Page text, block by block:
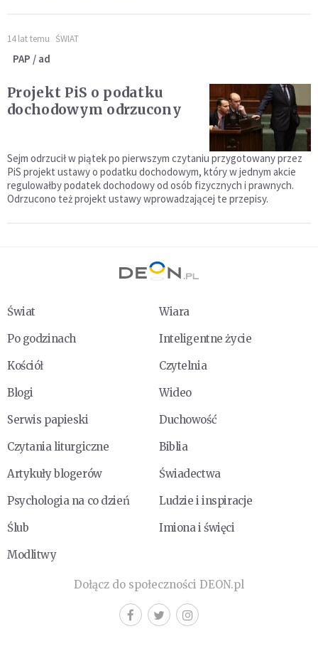
14 lat temu ŚWIAT
PAP / ad
Projekt PiS o podatku
dochodowym odrzucony
Sejm odrzucił w piątek po pierwszym czytaniu przygotowany przez
PiS projekt ustawy o podatku dochodowym, który w jednym akcie
regulowałby podatek dochodowy od osób fizycznych i prawnych.
Odrzucono też projekt ustawy wprowadzającej te przepisy.
Świat
Wiara
Po godzinach
Inteligentne życie
Kościół
Czytelnia
Blogi
Wideo
Serwis papieski
Duchowość
Czytania liturgiczne
Biblia
Artykuły blogerów
Świadectwa
Psychologia na co dzień
Ludzie i inspiracje
Ślub
Imiona i święci
Modlitwy
Dołącz do społeczności DEON.pl